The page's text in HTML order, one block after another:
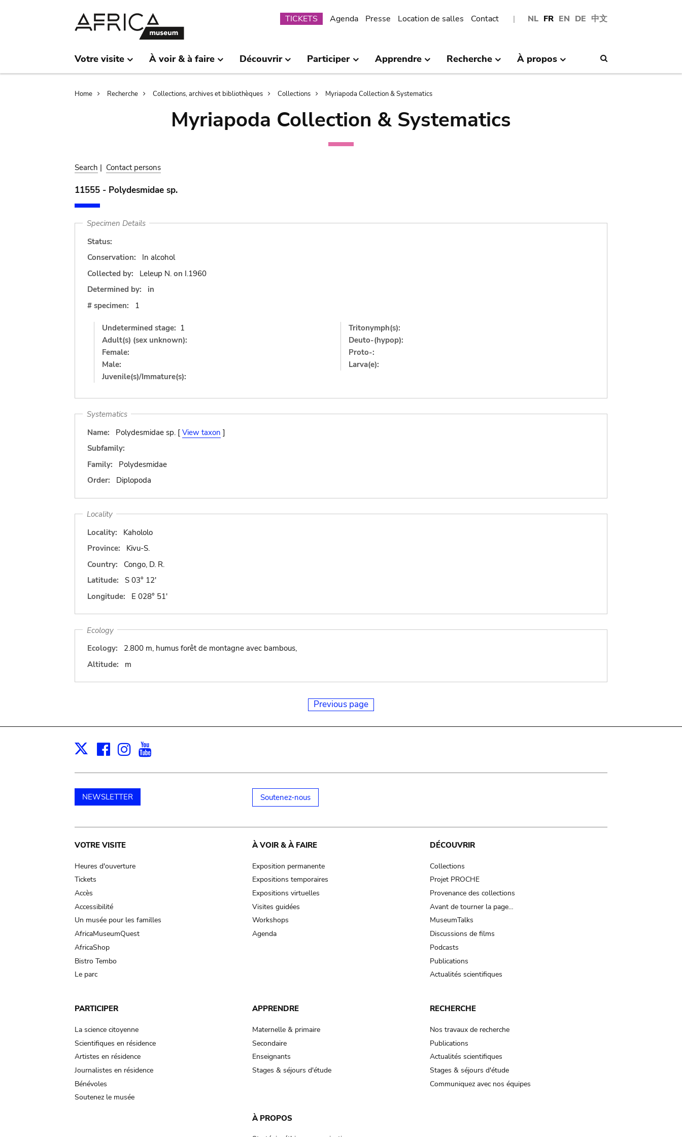
NL FR EN DE 中文
Submenu
TICKETS Agenda Presse Location de salles Contact
Votre visite À voir & à faire Découvrir Participer Apprendre Recherche À propos
Breadcrumb
Home Recherche Collections, archives et bibliothèques Collections Myriapoda Collection & Systematics
Myriapoda Collection & Systematics
Search | Contact persons
11555 - Polydesmidae sp.
Specimen Details
Status:
Conservation:
In alcohol
Collected by:
Leleup N. on I.1960
Determined by:
in
# specimen:
1
Undetermined stage: 1
Adult(s) (sex unknown):
Female:
Male:
Juvenile(s)/Immature(s):
Tritonymph(s):
Deuto-(hypop):
Proto-:
Larva(e):
Systematics
Name:
Polydesmidae sp. [ View taxon ]
Subfamily:
Family:
Polydesmidae
Order:
Diplopoda
Locality
Locality:
Kahololo
Province:
Kivu-S.
Country:
Congo, D. R.
Latitude:
S 03° 12'
Longitude:
E 028° 51'
Ecology
Ecology:
2.800 m, humus forêt de montagne avec bambous,
Altitude:
m
Previous page
X Facebook
Instagram
NEWSLETTER Soutenez-nous
Main
navigation
VOTRE VISITE
Heures d'ouverture
Tickets
Accès
Accessibilité
Un musée pour les familles
AfricaMuseumQuest
AfricaShop
Bistro Tembo
Le parc
À VOIR & À FAIRE
Exposition permanente
Expositions temporaires
Expositions virtuelles
Visites guidées
Workshops
Agenda
DÉCOUVRIR
Collections
Projet PROCHE
Provenance des collections
Avant de tourner la page…
MuseumTalks
Discussions de films
Podcasts
Publications
Actualités scientifiques
PARTICIPER
La science citoyenne
Scientifiques en résidence
Artistes en résidence
Journalistes en résidence
Bénévoles
Soutenez le musée
APPRENDRE
Maternelle & primaire
Secondaire
Enseignants
Stages & séjours d'étude
RECHERCHE
Nos travaux de recherche
Publications
Actualités scientifiques
Stages & séjours d'étude
Communiquez avec nos équipes
À PROPOS